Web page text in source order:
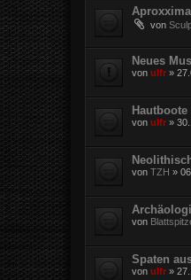
von
Neues
von ulfr »
von ulfr »
von TZH »
von
Spaten
von ulfr »